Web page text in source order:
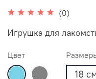
(0)
Игрушка для
Цвет
18